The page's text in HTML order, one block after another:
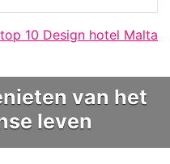
10 Design hotel Malta
van het
leven